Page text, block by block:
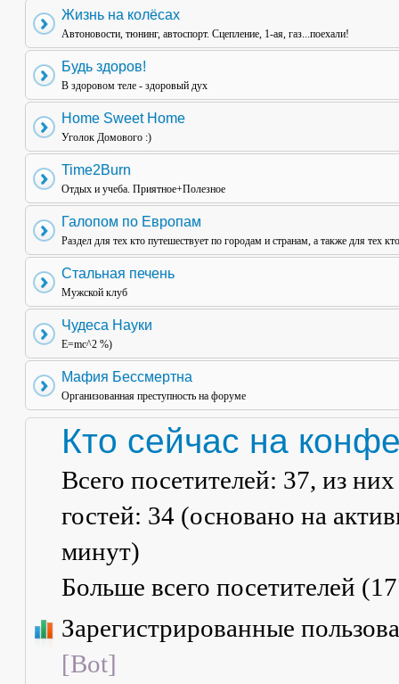
Жизнь на колёсах
Автоновости, тюнинг, автоспорт. Сцепление, 1-ая, газ...поехали!
Будь здоров!
В здоровом теле - здоровый дух
Home Sweet Home
Уголок Домового :)
Time2Burn
Отдых и учеба. Приятное+Полезное
Галопом по Европам
Раздел для тех кто путешествует по городам и странам, а также для тех
Стальная печень
Мужской клуб
Чудеса Науки
E=mc^2 %)
Мафия Бессмертна
Организованная преступность на форуме
Кто сейчас на
Всего посетителей: 37, из
гостей: 34 (основано на
минут)
Больше всего посетителей (
Зарегистрированные
[Bot]